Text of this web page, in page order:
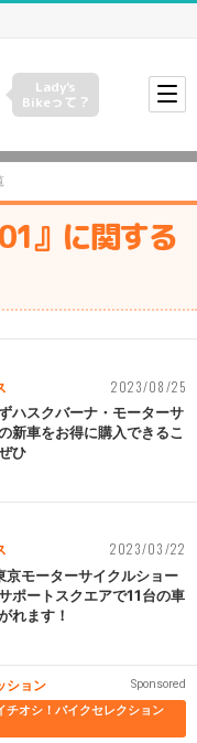
Lady's
Bikeって？
』に関する
2023/08/25
ハスクバーナ・モーターサ
新車をお得に購入できるこ
ひ
2023/03/22
京モーターサイクルショー
ポートスクエアで11台の車
れます！
ション
Sponsored
チオシ！バイクセレクション